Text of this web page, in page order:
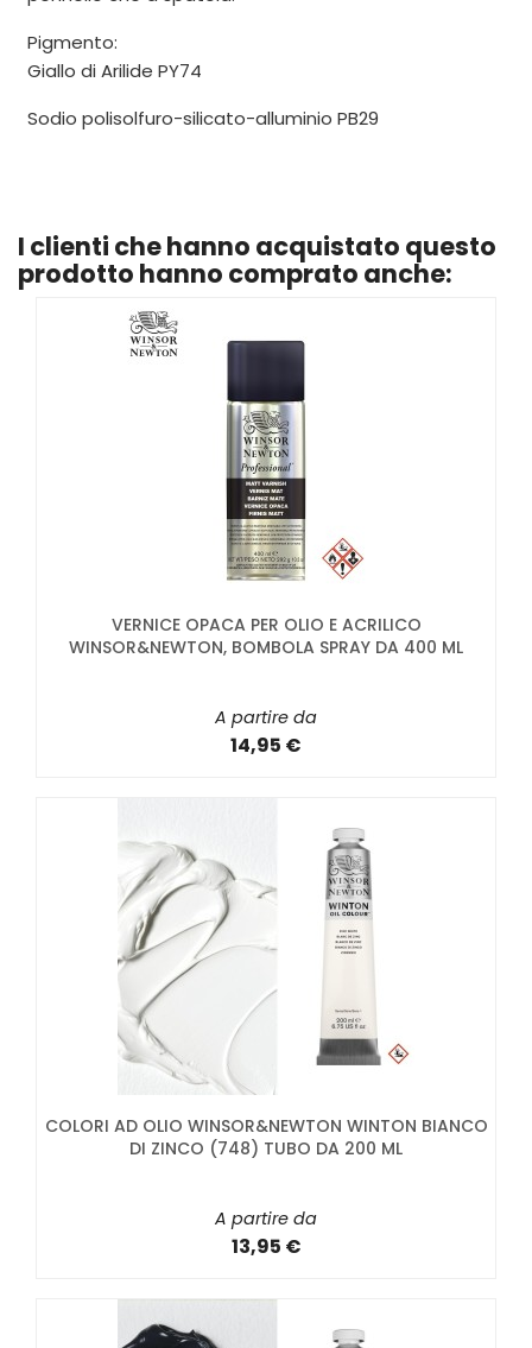
Pigmento:
Giallo di Arilide PY74
Sodio polisolfuro-silicato-alluminio PB29
I clienti che hanno acquistato questo
prodotto hanno comprato anche:
VERNICE OPACA PER OLIO E ACRILICO
WINSOR&NEWTON, BOMBOLA SPRAY DA 400 ML
A partire da
14,95 €
COLORI AD OLIO WINSOR&NEWTON WINTON BIANCO
DI ZINCO (748) TUBO DA 200 ML
A partire da
13,95 €